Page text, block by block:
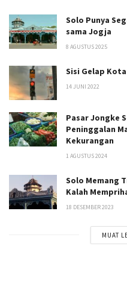
Solo Punya
sama Jogja
8 AGUSTUS 2025
Sisi Gelap
14 JUNI 2022
Pasar Jongke
Peninggalan
Kekurangan
1 AGUSTUS 2024
Solo Memang
Kalah
18 DESEMBER 2023
MUAT